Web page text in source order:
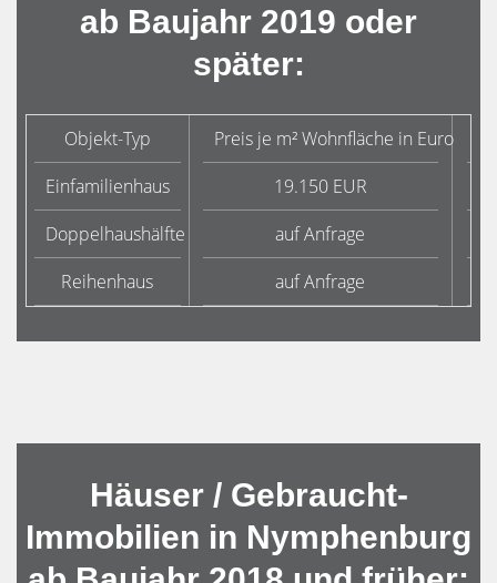
ab Baujahr 2019 oder
später:
Objekt-Typ Preis je m² Wohnfläche in Euro
Einfamilienhaus
19.150 EUR
Doppelhaushälfte
auf Anfrage
Reihenhaus
auf Anfrage
Häuser / Gebraucht-
Immobilien in Nymphenburg